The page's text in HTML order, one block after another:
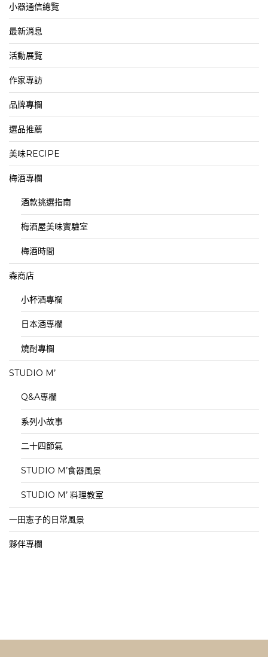
小器通信總覽
最新消息
活動展覽
作家專訪
品牌專欄
選品推薦
美味RECIPE
梅酒專欄
酒款挑選指南
梅酒屋美味實驗室
梅酒時間
森商店
小杯酒專欄
日本酒專欄
燒酎專欄
STUDIO M’
Q&A專欄
系列小故事
二十四節氣
STUDIO M’食器風景
STUDIO M’ 料理教室
一田憲子的日常風景
夥伴專欄